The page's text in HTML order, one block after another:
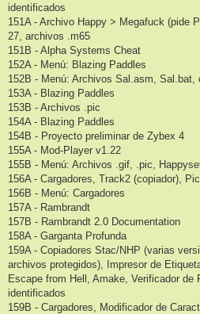
identificados
151A - Archivo Happy > Megafuck (pide
27, archivos .m65
151B - Alpha Systems Cheat
152A - Menú: Blazing Paddles
152B - Menú: Archivos Sal.asm, Sal.bat,
153A - Blazing Paddles
153B - Archivos .pic
154A - Blazing Paddles
154B - Proyecto preliminar de Zybex 4
155A - Mod-Player v1.22
155B - Menú: Archivos .gif, .pic,
156A - Cargadores, Track2 (copiador),
156B - Menú: Cargadores
157A - Rambrandt
157B - Rambrandt 2.0 Documentation
158A - Garganta Profunda
159A - Copiadores Stac/NHP (varias
archivos protegidos), Impresor de
Escape from Hell, Amake, Verificador de
identificados
159B - Cargadores, Modificador de